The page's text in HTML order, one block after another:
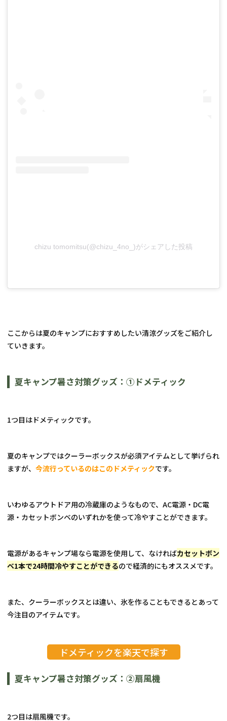
chizu tomomitsu(@chizu_4no_)がシェアした投稿
ここからは夏のキャンプにおすすめしたい清涼グッズをご紹介し
ていきます。
夏キャンプ暑さ対策グッズ：①ドメティック
1つ目はドメティックです。
夏のキャンプではクーラーボックスが必須アイテムとして挙げられ
ますが、今流行っているのはこのドメティックです。
いわゆるアウトドア用の冷蔵庫のようなもので、AC電源・DC電
源・カセットボンベのいずれかを使って冷やすことができます。
電源があるキャンプ場なら電源を使用して、なければカセットボン
ベ1本で24時間冷やすことができるので経済的にもオススメです。
また、クーラーボックスとは違い、氷を作ることもできるとあって
今注目のアイテムです。
ドメティックを楽天で探す
夏キャンプ暑さ対策グッズ：②扇風機
2つ目は扇風機です。